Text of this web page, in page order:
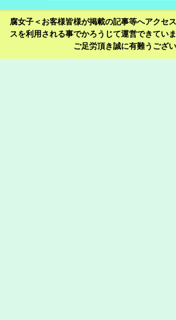
腐女子＜お客様皆様が掲載の記事等へアクセ
スを利用される事でかろうじて運営できてい
ご足労頂き誠に有難うござい